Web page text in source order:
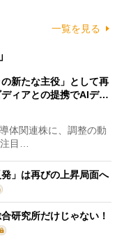
一覧を見る
新たな主役」として再
ィアとの提携でAIデ…
体関連株に、調整の動
目…
」は再びの上昇局面へ
研究所だけじゃない！